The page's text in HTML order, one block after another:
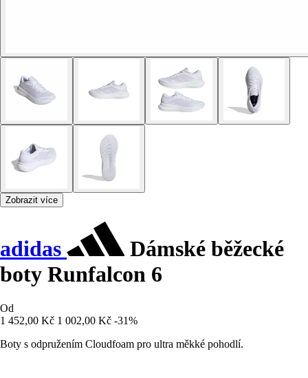
Zobrazit více
adidas
Dámské běžecké
boty Runfalcon 6
Od
1 452,00 Kč 1 002,00 Kč -31%
Boty s odpružením Cloudfoam pro ultra měkké pohodlí.